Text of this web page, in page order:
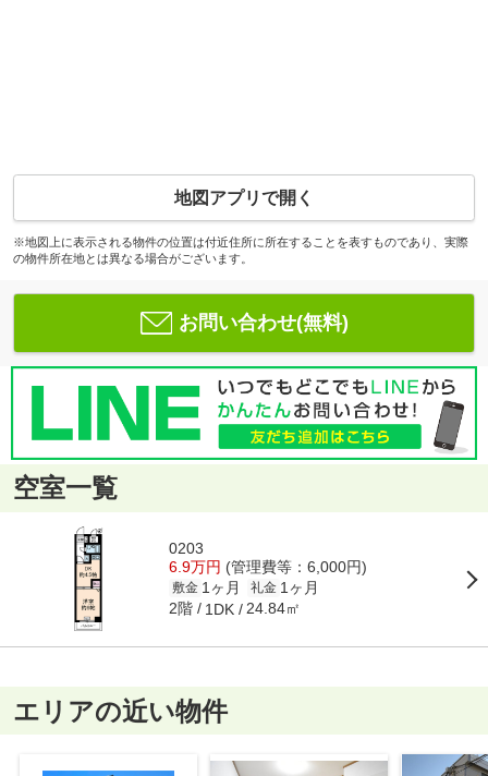
地図アプリで開く
※地図上に表示される物件の位置は付近住所に所在することを表すものであり、実際
の物件所在地とは異なる場合がございます。
お問い合わせ(無料)
空室一覧
0203
6.9万円 (管理費等：6,000円)
敷金 1ヶ月 礼金 1ヶ月
2階 1DK 24.84㎡
エリアの近い物件